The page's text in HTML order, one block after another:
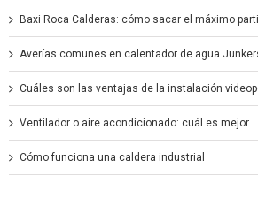
Baxi Roca Calderas: cómo sacar el máximo
Averías comunes en calentador de agua
Cuáles son las ventajas de la instalación
Ventilador o aire acondicionado: cuál es mejor
Cómo funciona una caldera industrial